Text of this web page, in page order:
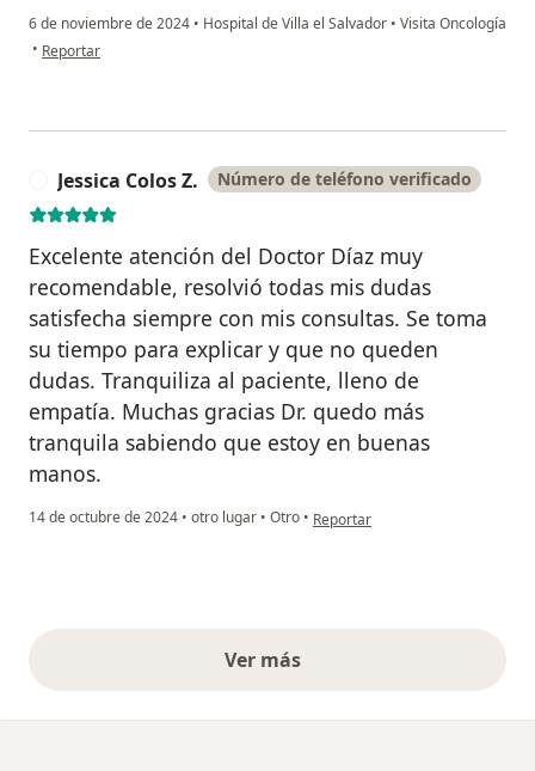
6 de noviembre de 2024 • Hospital de Villa el Salvador • Visita Oncología
• en opinión del usuario Maria Yale quintana
Reportar
Jessica Colos Z. Número de teléfono verificado
Excelente atención del Doctor Díaz muy
recomendable, resolvió todas mis dudas
satisfecha siempre con mis consultas. Se toma
su tiempo para explicar y que no queden
dudas. Tranquiliza al paciente, lleno de
empatía. Muchas gracias Dr. quedo más
tranquila sabiendo que estoy en buenas
manos.
14 de octubre de 2024 • otro lugar • Otro • en opinión del usuario Jessica
Reportar
Ver másopiniones anteriores